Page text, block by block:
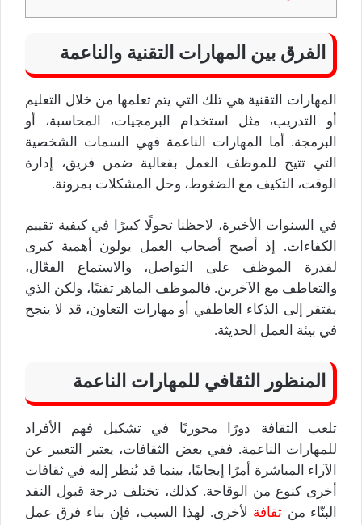
الفرق بين المهارات التقنية والناعمة
المهارات التقنية هي تلك التي يتم تعلمها من خلال التعليم
أو التدريب، مثل استخدام البرمجيات، المحاسبة، أو
البرمجة. أما المهارات الناعمة فهي السمات الشخصية
التي تتيح للموظف العمل بفعالية ضمن فريق، إدارة
الوقت، التكيف مع الضغوط، وحل المشكلات بمرونة.
في السنوات الأخيرة، لاحظنا تحولًا كبيرًا في كيفية تقييم
الكفاءات. إذ أصبح أصحاب العمل يولون أهمية كبرى
لقدرة الموظف على التواصل، والاستماع الفعّال،
والتعاطف مع الآخرين. فالموظف الماهر تقنيًا، ولكن الذي
يفتقر إلى الذكاء العاطفي أو مهارات التعاون، قد لا ينجح
في بيئة العمل الحديثة.
المنظور الثقافي للمهارات الناعمة
تلعب الثقافة دورًا محوريًا في تشكيل فهم الأفراد
للمهارات الناعمة. ففي بعض الثقافات، يعتبر التعبير عن
الآراء المباشرة أمرًا إيجابيًا، بينما قد يُنظر إليه في ثقافات
أخرى كنوع من الوقاحة. كذلك، تختلف درجة قبول النقد
البنّاء من ثقافة لأخرى. لهذا السبب، فإن بناء فرق عمل